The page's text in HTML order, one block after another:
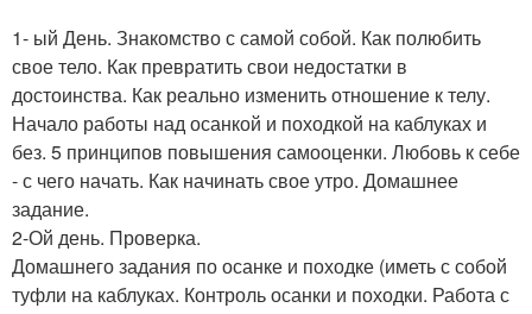
1- ый День. Знакомство с самой собой. Как полюбить
свое тело. Как превратить свои недостатки в
достоинства. Как реально изменить отношение к телу.
Начало работы над осанкой и походкой на каблуках и
без. 5 принципов повышения самооценки. Любовь к себе
- с чего начать. Как начинать свое утро. Домашнее
задание.
2-Ой день. Проверка.
Домашнего задания по осанке и походке (иметь с собой
туфли на каблуках. Контроль осанки и походки. Работа с